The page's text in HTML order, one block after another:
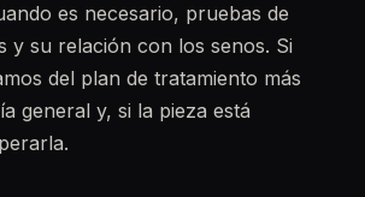
es necesario, pruebas de
y su relación con los senos. Si
del plan de tratamiento más
general y, si la pieza está